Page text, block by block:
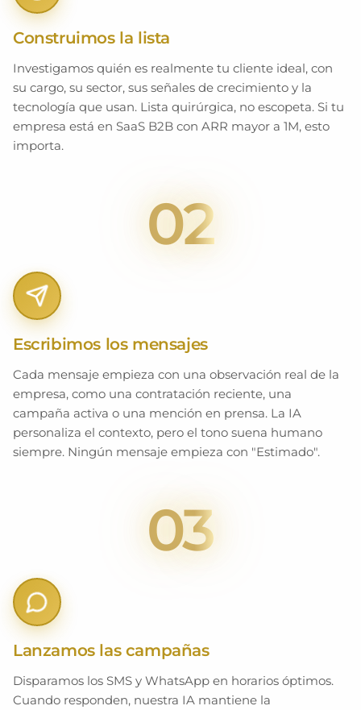
Construimos la lista
Investigamos quién es realmente tu cliente ideal, con
su cargo, su sector, sus señales de crecimiento y la
tecnología que usan. Lista quirúrgica, no escopeta. Si tu
empresa está en SaaS B2B con ARR mayor a 1M, esto
importa.
02
Escribimos los mensajes
Cada mensaje empieza con una observación real de la
empresa, como una contratación reciente, una
campaña activa o una mención en prensa. La IA
personaliza el contexto, pero el tono suena humano
siempre. Ningún mensaje empieza con "Estimado".
03
Lanzamos las campañas
Disparamos los SMS y WhatsApp en horarios óptimos.
Cuando responden, nuestra IA mantiene la